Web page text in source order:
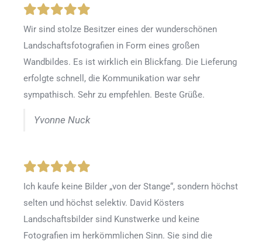
Wir sind stolze Besitzer eines der wunderschönen
Landschaftsfotografien in Form eines großen
Wandbildes. Es ist wirklich ein Blickfang. Die Lieferung
erfolgte schnell, die Kommunikation war sehr
sympathisch. Sehr zu empfehlen. Beste Grüße.
Yvonne Nuck
Ich kaufe keine Bilder „von der Stange“, sondern höchst
selten und höchst selektiv. David Kösters
Landschaftsbilder sind Kunstwerke und keine
Fotografien im herkömmlichen Sinn. Sie sind die